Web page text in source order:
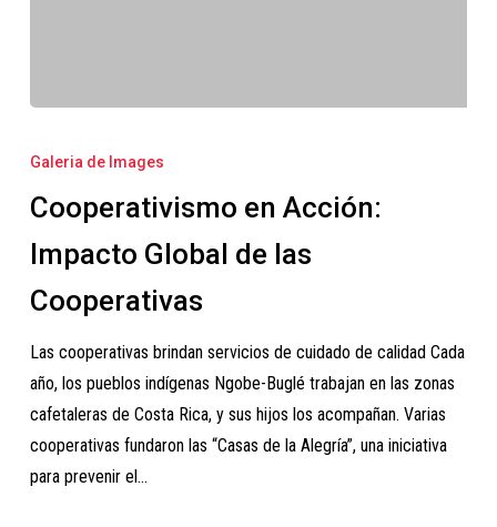
en
Impacto
Global
las
Galeria de Images
Cooperativismo en Acción:
Impacto Global de las
Cooperativas
Las cooperativas brindan servicios de cuidado de calidad Cada
año, los pueblos indígenas Ngobe-Buglé trabajan en las zonas
cafetaleras de Costa Rica, y sus hijos los acompañan. Varias
cooperativas fundaron las “Casas de la Alegría”, una iniciativa
para prevenir el…